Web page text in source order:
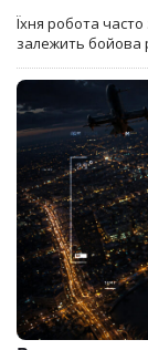
Їхня робота
залежить бойова